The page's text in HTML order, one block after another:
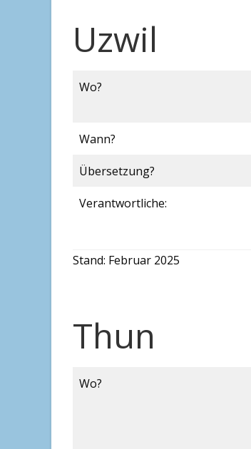
Uzwil
Wo?
Wann?
Übersetzung?
Verantwortliche:
Stand: Februar 2025
Thun
Wo?